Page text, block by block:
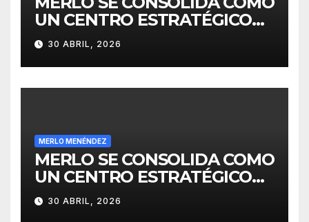
UN CENTRO ESTRATÉGICO
PARA EL DESARROLLO DE
INVERSIONES
30 ABRIL, 2026
MERLO MENÉNDEZ
MERLO SE CONSOLIDA COMO
UN CENTRO ESTRATÉGICO
PARA EL DESARROLLO DE
INVERSIONES
30 ABRIL, 2026